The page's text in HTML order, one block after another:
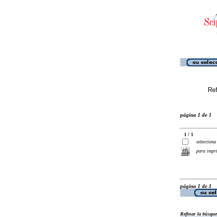
página 1 de 1
1 / 1
selecciona
para
página 1 de 1
Refinar la